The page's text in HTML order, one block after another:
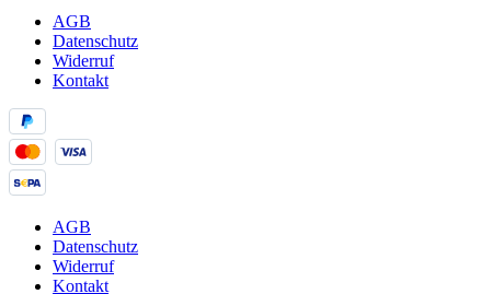
AGB
Datenschutz
Widerruf
Kontakt
AGB
Datenschutz
Widerruf
Kontakt